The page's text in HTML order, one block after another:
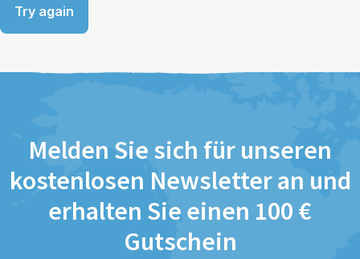
Try again
Melden Sie sich für unseren
kostenlosen Newsletter an und
erhalten Sie einen 100 €
Gutschein